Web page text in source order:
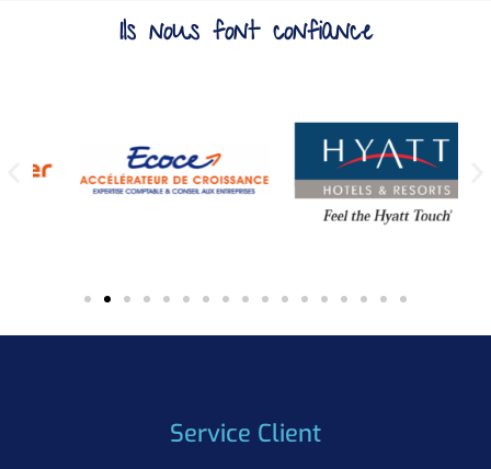
Ils nous font confiance
Service Client